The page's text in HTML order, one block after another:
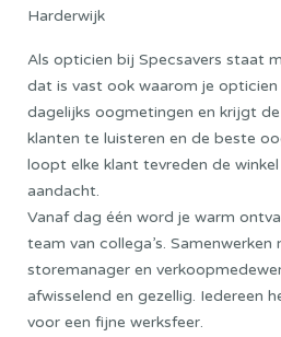
Harderwijk
Als opticien bij Specsavers staat
dat is vast ook waarom je
dagelijks oogmetingen en krijgt
klanten te luisteren en de beste
loopt elke klant tevreden de
aandacht.
Vanaf dag één word je warm
team van collega’s.
storemanager en
afwisselend en gezellig. Iedereen
voor een fijne werksfeer.